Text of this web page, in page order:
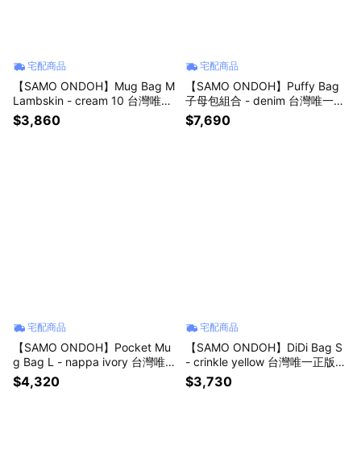
宅配商品
【SAMO ONDOH】Mug Bag M
Lambskin - cream 10 台灣唯一
$3,860
宅配商品
【SAMO ONDOH】Puffy Bag
子母包組合 - denim 台灣唯一正
版代理 韓國包包 肩背包 側背包
送禮 子母包
$7,690
宅配商品
【SAMO ONDOH】Pocket Mu
g Bag L - nappa ivory 台灣唯
一正版代理 韓國包包 肩背包 側
背包
$4,320
宅配商品
【SAMO ONDOH】DiDi Bag S
- crinkle yellow 台灣唯一正版代
理 韓國包包 肩背包
$3,730